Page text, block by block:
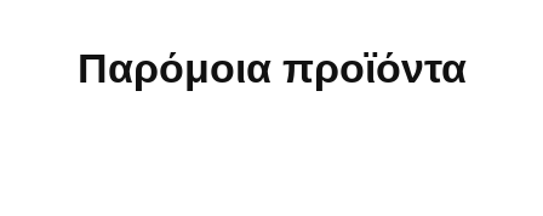
Παρόμοια προϊόντα